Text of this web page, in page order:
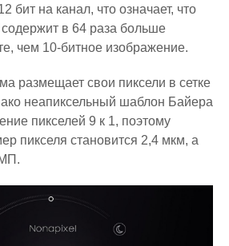
бит на канал, что означает, что
в 64 раза больше
чем 10-битное изображение.
размещает свои пиксели в сетке
неапиксельный шаблон Байера
пикселей 9 к 1, поэтому
пикселя становится 2,4 мкм, а